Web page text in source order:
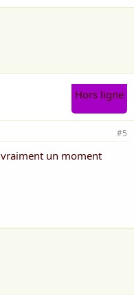
Hors ligne
#5
vraiment un moment